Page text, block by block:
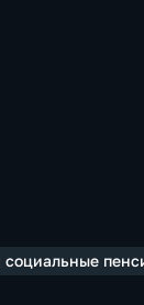
социальные